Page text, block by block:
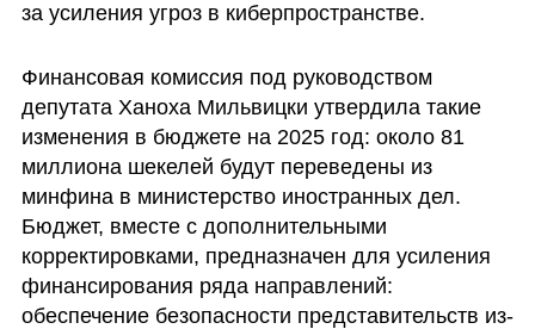
за усиления угроз в киберпространстве.
Финансовая комиссия под руководством
депутата Ханоха Мильвицки утвердила такие
изменения в бюджете на 2025 год: около 81
миллиона шекелей будут переведены из
минфина в министерство иностранных дел.
Бюджет, вместе с дополнительными
корректировками, предназначен для усиления
финансирования ряда направлений:
обеспечение безопасности представительств из-